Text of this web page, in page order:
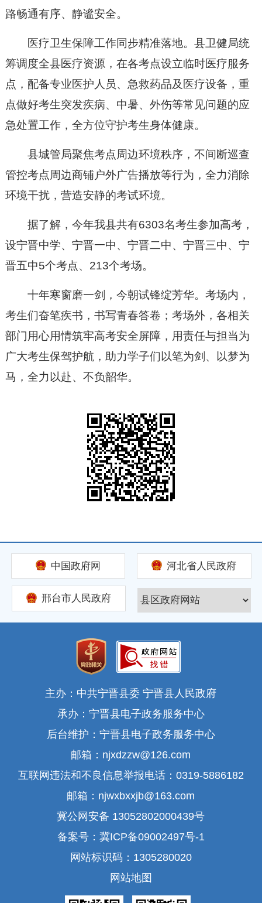
路畅通有序、静谧安全。
医疗卫生保障工作同步精准落地。县卫健局统
筹调度全县医疗资源，在各考点设立临时医疗服务
点，配备专业医护人员、急救药品及医疗设备，重
点做好考生突发疾病、中暑、外伤等常见问题的应
急处置工作，全方位守护考生身体健康。
县城管局聚焦考点周边环境秩序，不间断巡查
管控考点周边商铺户外广告播放等行为，全力消除
环境干扰，营造安静的考试环境。
据了解，今年我县共有6303名考生参加高考，
设宁晋中学、宁晋一中、宁晋二中、宁晋三中、宁
晋五中5个考点、213个考场。
十年寒窗磨一剑，今朝试锋绽芳华。考场内，
考生们奋笔疾书，书写青春答卷；考场外，各相关
部门用心用情筑牢高考安全屏障，用责任与担当为
广大考生保驾护航，助力学子们以笔为剑、以梦为
马，全力以赴、不负韶华。
中国政府网 河北省人民政府
邢台市人民政府
主办：中共宁晋县委 宁晋县人民政府
承办：宁晋县电子政务服务中心
后台维护：宁晋县电子政务服务中心
邮箱：njxdzzw@126.com
互联网违法和不良信息举报电话：0319-5886182
邮箱：njwxbxxjb@163.com
冀公网安备 13052802000439号
备案号：冀ICP备09002497号-1
网站标识码：1305280020
网站地图